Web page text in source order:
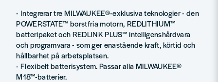
- Integrerar tre MILWAUKEE®-exklusiva teknologier - den
POWERSTATE™ borstfria motorn, REDLITHIUM™
batteripaket och REDLINK PLUS™ intelligenshårdvara
och programvara - som ger enastående kraft, körtid och
hållbarhet på arbetsplatsen.
- Flexibelt batterisystem. Passar alla MILWAUKEE®
M18™-batterier.